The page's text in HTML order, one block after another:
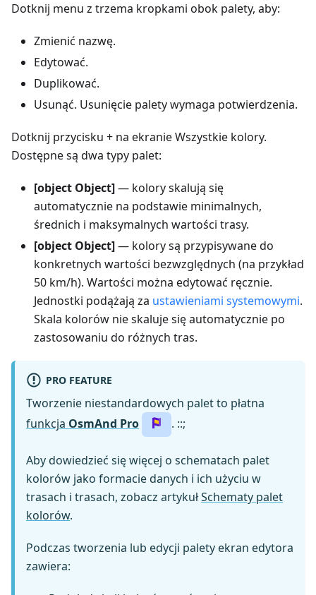
Dotknij menu z trzema kropkami obok palety, aby:
Zmienić nazwę.
Edytować.
Duplikować.
Usunąć. Usunięcie palety wymaga potwierdzenia.
Dotknij przycisku + na ekranie Wszystkie kolory.
Dostępne są dwa typy palet:
[object Object]— kolory skalują się
automatycznie na podstawie minimalnych,
średnich i maksymalnych wartości trasy.
[object Object]— kolory są przypisywane do
konkretnych wartości bezwzględnych (na przykład
50 km/h). Wartości można edytować ręcznie.
Jednostki podążają za ustawieniami systemowymi.
Skala kolorów nie skaluje się automatycznie po
zastosowaniu do różnych tras.
PRO FEATURE
Tworzenie niestandardowych palet to płatna
funkcja OsmAnd Pro . ::;
Aby dowiedzieć się więcej o schematach palet
kolorów jako formacie danych i ich użyciu w
trasach i trasach, zobacz artykułSchematy palet
kolorów.
Podczas tworzenia lub edycji palety ekran edytora
zawiera: